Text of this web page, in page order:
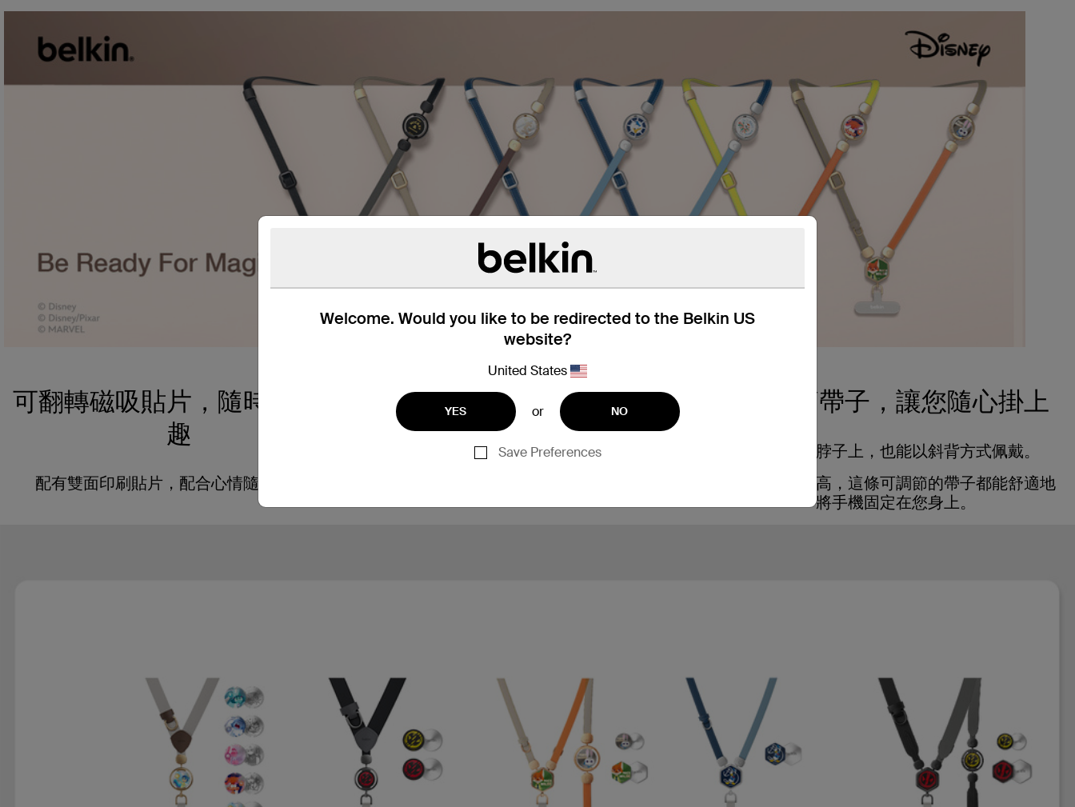
Welcome. Would you like to be redirected to the Belkin US
website?
United States
YES or NO
Save Preferences
可翻轉磁吸貼片，隨時享受樂
趣
配有雙面印刷貼片，配合心情隨心翻轉。
輕鬆掛在環上
額外的金屬環可掛上 AirPods 保護殼或鎖匙，
可調節帶子，讓您隨心掛上
可以掛在脖子上，也能以斜背方式佩戴。
無論您你多高，這條可調節的帶子都能舒適地
將手機固定在您身上。